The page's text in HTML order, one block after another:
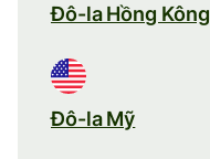
Đô-la Hồng Kông
Đô-la Mỹ